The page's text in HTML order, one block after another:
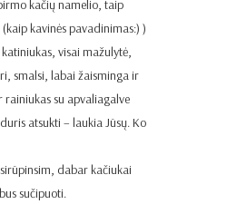
kačių namelio, taip
kavinės pavadinimas:) )
visai mažulytė,
smalsi, labai žaisminga ir
su apvaliagalve
atsukti – laukia Jūsų. Ko
dabar kačiukai
sučipuoti.